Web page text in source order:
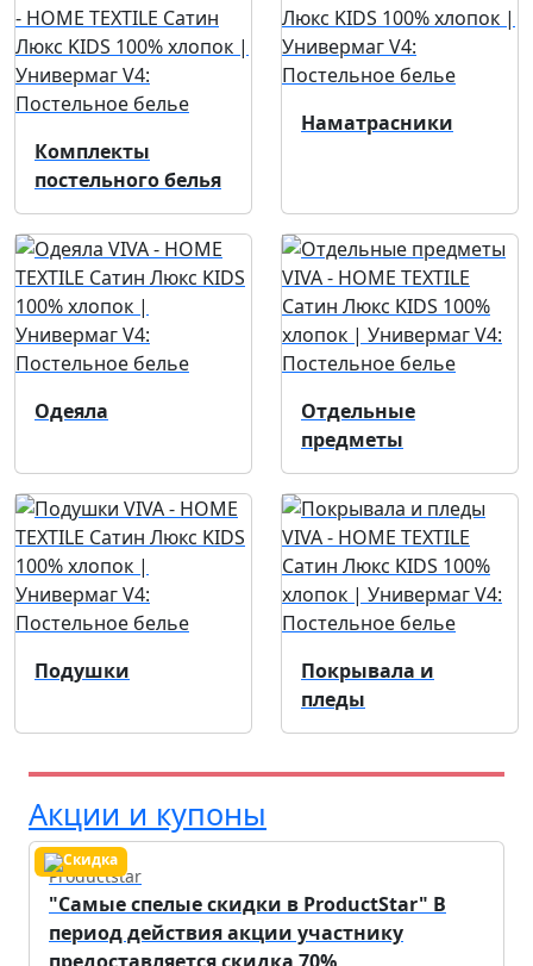
Комплекты
постельного белья
Наматрасники
Одеяла
Отдельные
предметы
Подушки
Покрывала и
пледы
Акции и купоны
Productstar
"Самые спелые скидки в ProductStar" В
период действия акции участнику